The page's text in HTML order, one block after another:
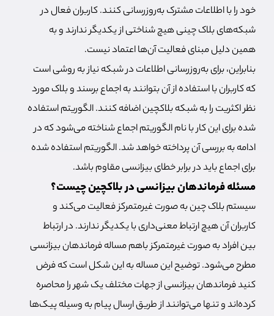
خود را با اطلاعات مشترک به‌روزرسانی کنند. کاربران فعال در
شبکه‌های بلاک چینی هیچ شناختی از یکدیگر ندارند و به
همین دلیل مبنای فعالیت آن‌ها اعتماد نیست.
بنابراین، برای به‌روزرسانی اطلاعات در شبکه نیاز به روشی است
که کاربران با استفاده از آن بتوانند به اجماع برسند و بلاک مورد
نظر اکثریت را به شبکه بلاکچین اضافه کنند. الگوریتم استفاده
شده برای این کار با نام الگوریتم اجماع شناخته می‌شود که در
ادامه به بررسی آن پرداخته خواهد شد. الگوریتم استفاده شده
برای اجماع باید در برابر خطای بیزانسی مقاوم باشد.
مسئله فرماندهان بیزانسی در بلاکچین چیست؟
سیستم بلاک چین به صورت غیرمتمرکز فعالیت می‌کند و
کاربران آن هیچ ارتباط معنی‌داری با یکدیگر ندارند. در ارتباط
بین افراد به صورت غیرمتمرکز باهم مساله فرماندهان بیزانسی
مطرح می‌شود. توضیح این مساله به این شکل است که فرض
کنید فرماندهان بیزانسی از جهات مختلف یک شهر را محاصره
کرده‌اند و تنها می‌توانند از طریق ارسال پیام به وسیله پیک‌ها